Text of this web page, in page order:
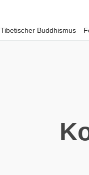
Tibetischer Buddhismus